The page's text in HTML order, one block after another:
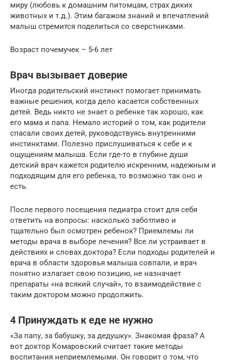
миру (любовь к домашним питомцам, страх диких
животных и т.д.). Этим багажом знаний и впечатлений
малыш стремится поделиться со сверстниками.
Возраст почемучек – 5-6 лет
Врач вызывает доверие
Иногда родительский инстинкт помогает принимать
важные решения, когда дело касается собственных
детей. Ведь никто не знает о ребенке так хорошо, как
его мама и папа. Немало историй о том, как родители
спасали своих детей, руководствуясь внутренними
инстинктами. Полезно прислушиваться к себе и к
ощущениям малыша. Если где-то в глубине души
детский врач кажется родителю искренним, надежным и
подходящим для его ребенка, то возможно так оно и
есть.
После первого посещения педиатра стоит для себя
ответить на вопросы: насколько заботливо и
тщательно был осмотрен ребенок? Приемлемы ли
методы врача в выборе лечения? Все ли устраивает в
действиях и словах доктора? Если подходы родителей и
врача в области здоровья малыша совпали, и врач
понятно излагает свою позицию, не назначает
препараты «на всякий случай», то взаимодействие с
таким доктором можно продолжить.
4 Принуждать к еде не нужно
«За папу, за бабушку, за дедушку». Знакомая фраза? А
вот доктор Комаровский считает такие методы
воспитания неприемлемыми. Он говорит о том, что